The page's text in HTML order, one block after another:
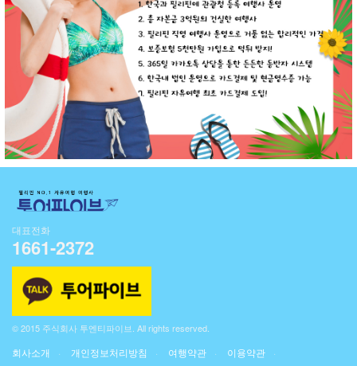
대표전화
1661-2372
© 2015 주식회사 투엔티파이브. All rights reserved.
회사소개 개인정보처리방침 여행약관
이용약관